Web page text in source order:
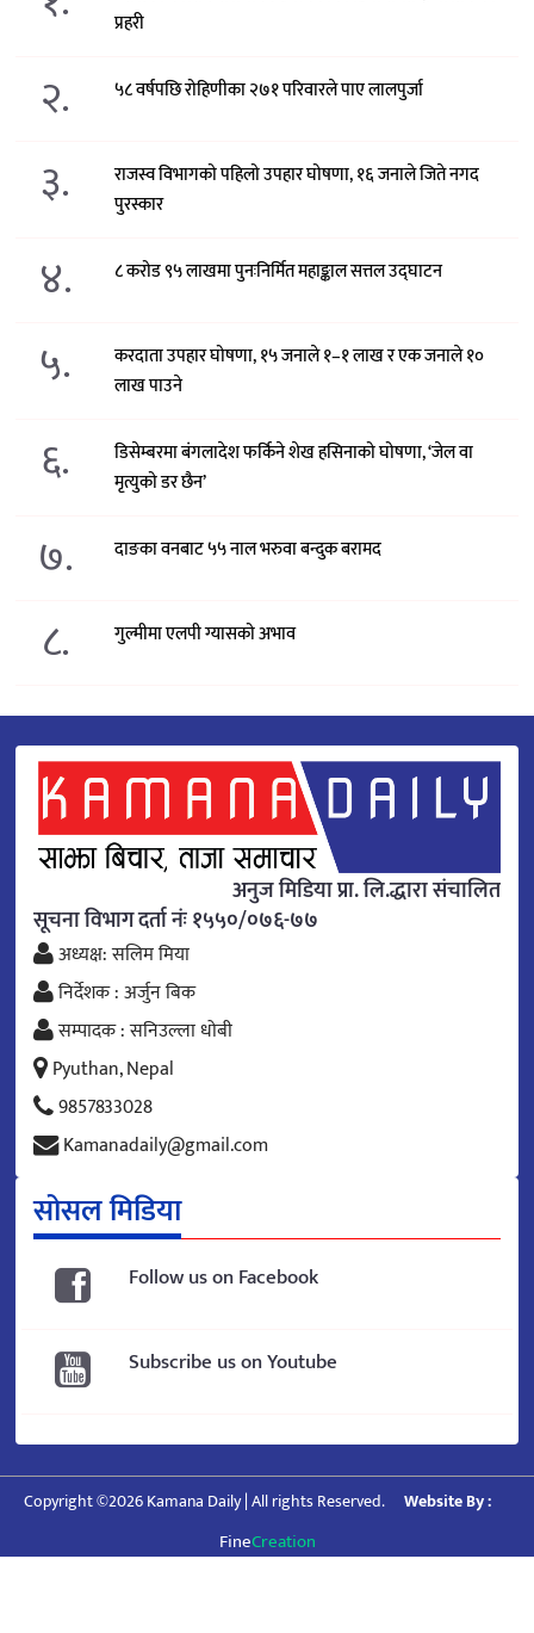
प्रहरी
२. ५८ वर्षपछि रोहिणीका २७१ परिवारले पाए लालपुर्जा
३.
राजस्व विभागको पहिलो उपहार घोषणा, १६ जनाले जिते नगद
पुरस्कार
४. ८ करोड ९५ लाखमा पुनःनिर्मित महाङ्काल सत्तल उद्घाटन
५.
करदाता उपहार घोषणा, १५ जनाले १–१ लाख र एक जनाले १०
लाख पाउने
६.
डिसेम्बरमा बंगलादेश फर्किने शेख हसिनाको घोषणा, ‘जेल वा
मृत्युको डर छैन’
७. दाङका वनबाट ५५ नाल भरुवा बन्दुक बरामद
८. गुल्मीमा एलपी ग्यासको अभाव
अनुज मिडिया प्रा. लि.द्धारा संचालित
सूचना विभाग दर्ता नंः १५५०/०७६-७७
अध्यक्ष: सलिम मिया
निर्देशक : अर्जुन बिक
सम्पादक : सनिउल्ला धोबी
Pyuthan, Nepal
9857833028
Kamanadaily@gmail.com
सोसल मिडिया
Follow us on Facebook
Subscribe us on Youtube
Copyright ©2026 Kamana Daily | All rights Reserved. Website By :
FineCreation